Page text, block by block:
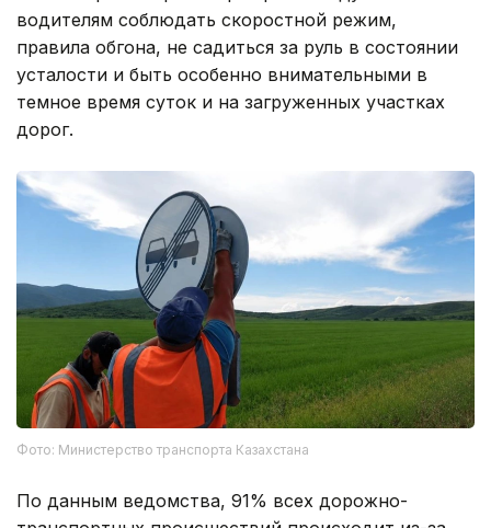
водителям соблюдать скоростной режим,
правила обгона, не садиться за руль в состоянии
усталости и быть особенно внимательными в
темное время суток и на загруженных участках
дорог.
Фото: Министерство транспорта Казахстана
По данным ведомства, 91% всех дорожно-